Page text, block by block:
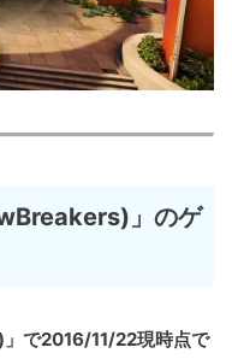
」のゲ
で2016/11/22現時点で